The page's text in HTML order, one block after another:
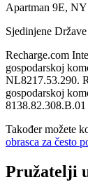
Apartman 9E,
Sjedinjene Države
Recharge.com
gospodarskoj
NL8217.53.290.
gospodarskoj
8138.82.308.B.01
Također možete
obrasca za često
Pružatelji